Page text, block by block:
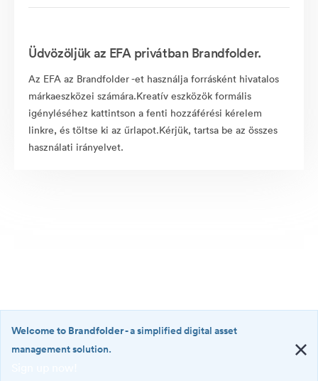
Üdvözöljük az EFA privátban Brandfolder.
Az EFA az Brandfolder -et használja forrásként hivatalos
márkaeszközei számára.Kreatív eszközök formális
igényléséhez kattintson a fenti hozzáférési kérelem
linkre, és töltse ki az űrlapot.Kérjük, tartsa be az összes
használati irányelvet.
Welcome to Brandfolder- a simplified digital asset
management solution.